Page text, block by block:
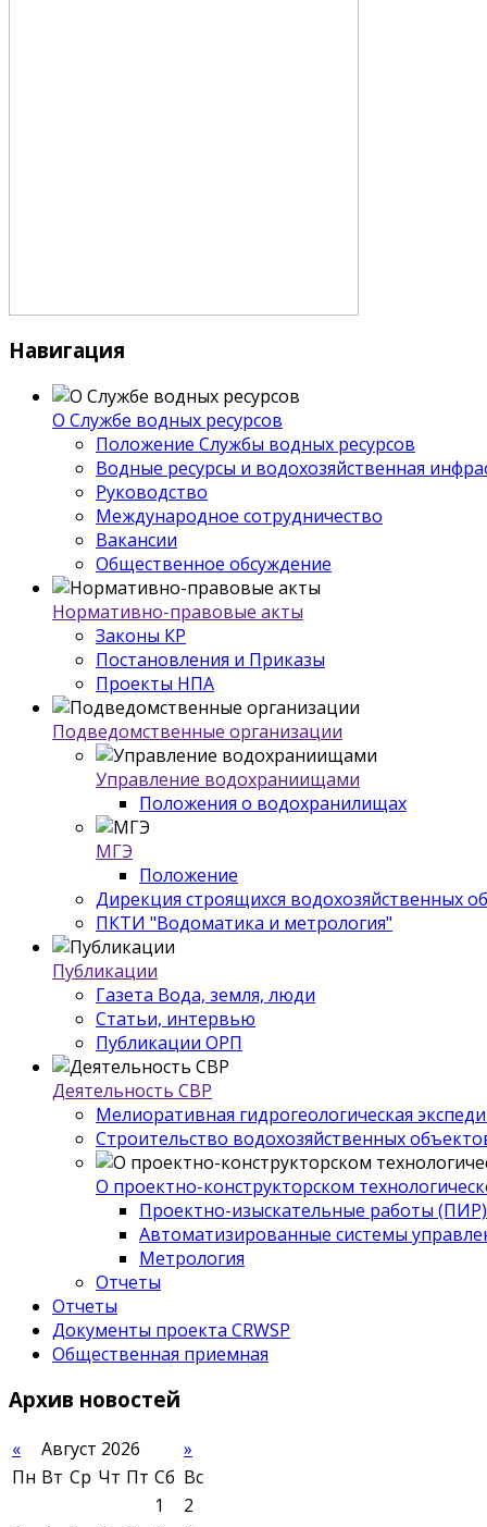
Навигация
О Службе водных ресурсов
Положение Службы водных ресурсов
Водные ресурсы и водохозяйственная
Руководство
Международное сотрудничество
Вакансии
Общественное обсуждение
Нормативно-правовые акты
Законы КР
Постановления и Приказы
Проекты НПА
Подведомственные организации
Управление водохраниищами
Положения о водохранилищах
МГЭ
Положение
Дирекция строящихся водохозяйственных
ПКТИ "Водоматика и метрология"
Публикации
Газета Вода, земля, люди
Статьи, интервью
Публикации ОРП
Деятельность СВР
Мелиоративная гидрогеологическая
Строительство водохозяйственных
О проектно-конструкторском
Проектно-изыскательные работы (ПИР)
Автоматизированные системы
Метрология
Отчеты
Отчеты
Документы проекта CRWSP
Общественная приемная
Архив новостей
« Август 2026
»
Пн Вт Ср Чт Пт Сб Вс
1
2